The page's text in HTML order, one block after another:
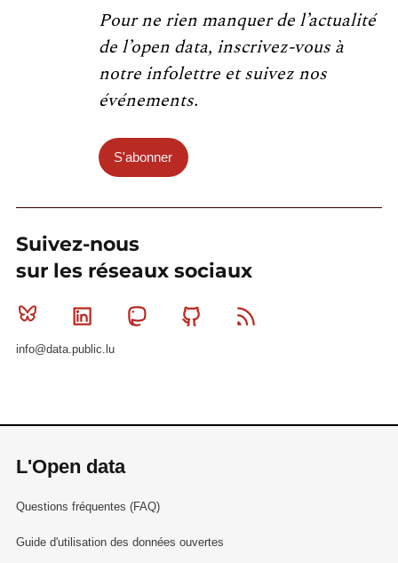
Pour ne rien manquer de l’actualité
de l’open data, inscrivez-vous à
notre infolettre et suivez nos
événements.
S'abonner
Suivez-nous
sur les réseaux sociaux
Bluesky Linkedin MastodonGithub
info@data.public.lu
L'Open data
Questions fréquentes (FAQ)
Guide d'utilisation des données ouvertes